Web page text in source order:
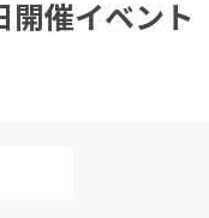
開催イベント